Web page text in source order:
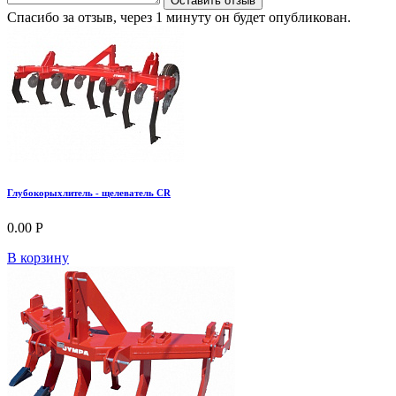
Спасибо за отзыв, через 1 минуту он будет опубликован.
Глубокорыхлитель - щелеватель CR
0.00 Р
В корзину